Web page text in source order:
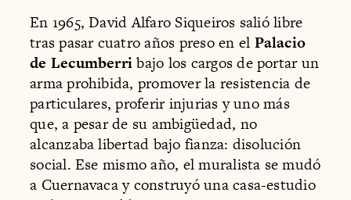
En 1965, David Alfaro Siqueiros salió libre
tras pasar cuatro años preso en el Palacio
de Lecumberribajo los cargos de portar un
arma prohibida, promover la resistencia de
particulares, proferir injurias y uno más
que, a pesar de su ambigüedad, no
alcanzaba libertad bajo fianza: disolución
social. Ese mismo año, el muralista se mudó
a Cuernavaca y construyó una casa-estudio